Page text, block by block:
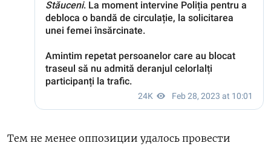
Тем не менее оппозиции удалось провести